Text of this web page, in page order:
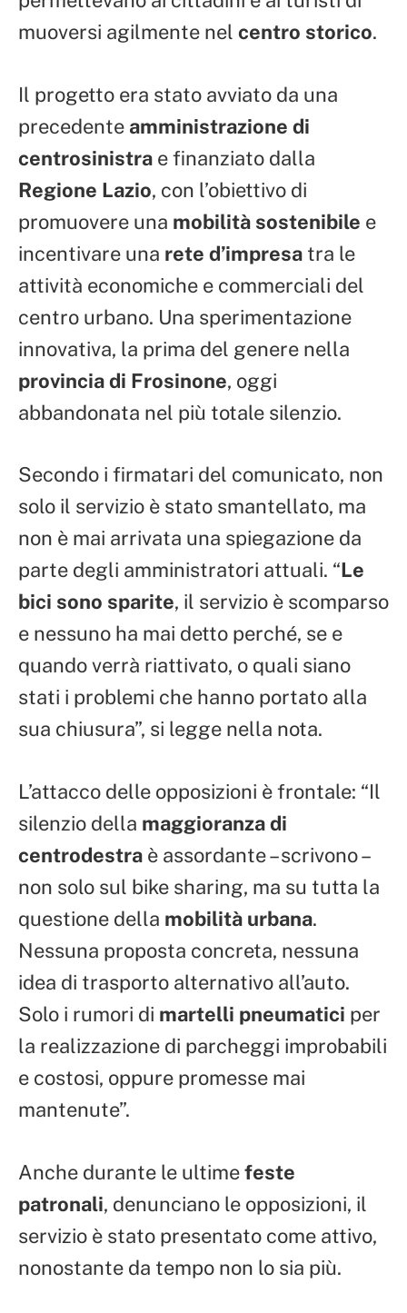
muoversi agilmente nel centro storico.
Il progetto era stato avviato da una
precedente amministrazione di
centrosinistra e finanziato dalla
Regione Lazio, con l’obiettivo di
promuovere una mobilità sostenibile e
incentivare una rete d’impresa tra le
attività economiche e commerciali del
centro urbano. Una sperimentazione
innovativa, la prima del genere nella
provincia di Frosinone, oggi
abbandonata nel più totale silenzio.
Secondo i firmatari del comunicato, non
solo il servizio è stato smantellato, ma
non è mai arrivata una spiegazione da
parte degli amministratori attuali. “Le
bici sono sparite, il servizio è scomparso
e nessuno ha mai detto perché, se e
quando verrà riattivato, o quali siano
stati i problemi che hanno portato alla
sua chiusura”, si legge nella nota.
L’attacco delle opposizioni è frontale: “Il
silenzio della maggioranza di
centrodestra è assordante – scrivono –
non solo sul bike sharing, ma su tutta la
questione della mobilità urbana.
Nessuna proposta concreta, nessuna
idea di trasporto alternativo all’auto.
Solo i rumori di martelli pneumatici per
la realizzazione di parcheggi improbabili
e costosi, oppure promesse mai
mantenute”.
Anche durante le ultimefeste
patronali, denunciano le opposizioni, il
servizio è stato presentato come attivo,
nonostante da tempo non lo sia più.